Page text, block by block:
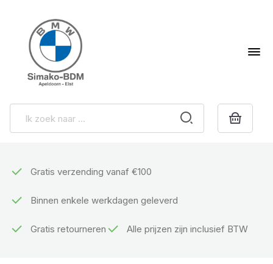
Gratis verzending vanaf €100
Binnen enkele werkdagen geleverd
Gratis retourneren Alle prijzen zijn inclusief BTW